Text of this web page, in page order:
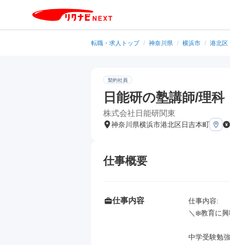
転職・求人トップ / 神奈川県 / 横浜市 / 港北区
契約社員
日能研の塾講師/理科
株式会社日能研関東
神奈川県横浜市港北区日吉本町
仕事概要
仕事内容
仕事内容:
＼❄️教育に
中学受験勉